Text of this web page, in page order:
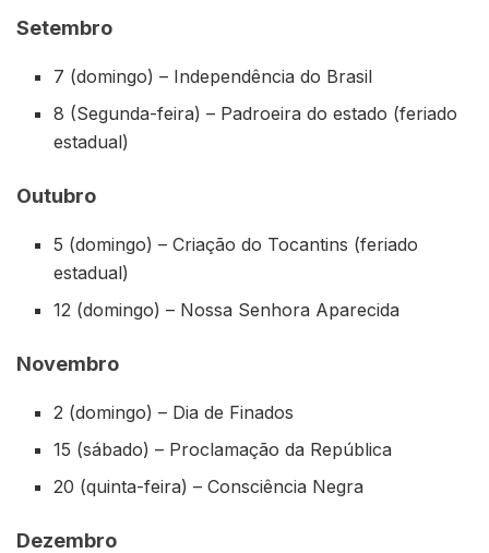
Setembro
7 (domingo) – Independência do Brasil
8 (Segunda-feira) – Padroeira do estado (feriado
estadual)
Outubro
5 (domingo) – Criação do Tocantins (feriado
estadual)
12 (domingo) – Nossa Senhora Aparecida
Novembro
2 (domingo) – Dia de Finados
15 (sábado) – Proclamação da República
20 (quinta-feira) – Consciência Negra
Dezembro